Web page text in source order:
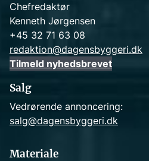
Chefredaktør
Kenneth Jørgensen
+45 32 71 63 08
redaktion@dagensbyggeri.dk
Tilmeld nyhedsbrevet
Salg
Vedrørende annoncering:
salg@dagensbyggeri.dk
Materiale